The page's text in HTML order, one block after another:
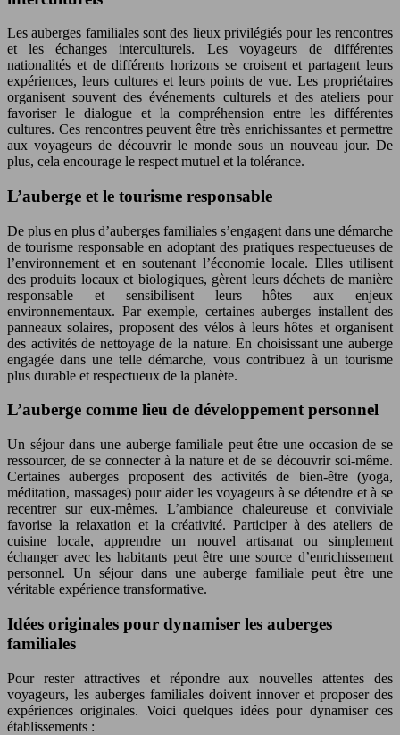
Les auberges familiales sont des lieux privilégiés pour les rencontres
et les échanges interculturels. Les voyageurs de différentes
nationalités et de différents horizons se croisent et partagent leurs
expériences, leurs cultures et leurs points de vue. Les propriétaires
organisent souvent des événements culturels et des ateliers pour
favoriser le dialogue et la compréhension entre les différentes
cultures. Ces rencontres peuvent être très enrichissantes et permettre
aux voyageurs de découvrir le monde sous un nouveau jour. De
plus, cela encourage le respect mutuel et la tolérance.
L’auberge et le tourisme responsable
De plus en plus d’auberges familiales s’engagent dans une démarche
de tourisme responsable en adoptant des pratiques respectueuses de
l’environnement et en soutenant l’économie locale. Elles utilisent
des produits locaux et biologiques, gèrent leurs déchets de manière
responsable et sensibilisent leurs hôtes aux enjeux
environnementaux. Par exemple, certaines auberges installent des
panneaux solaires, proposent des vélos à leurs hôtes et organisent
des activités de nettoyage de la nature. En choisissant une auberge
engagée dans une telle démarche, vous contribuez à un tourisme
plus durable et respectueux de la planète.
L’auberge comme lieu de développement personnel
Un séjour dans une auberge familiale peut être une occasion de se
ressourcer, de se connecter à la nature et de se découvrir soi-même.
Certaines auberges proposent des activités de bien-être (yoga,
méditation, massages) pour aider les voyageurs à se détendre et à se
recentrer sur eux-mêmes. L’ambiance chaleureuse et conviviale
favorise la relaxation et la créativité. Participer à des ateliers de
cuisine locale, apprendre un nouvel artisanat ou simplement
échanger avec les habitants peut être une source d’enrichissement
personnel. Un séjour dans une auberge familiale peut être une
véritable expérience transformative.
Idées originales pour dynamiser les auberges
familiales
Pour rester attractives et répondre aux nouvelles attentes des
voyageurs, les auberges familiales doivent innover et proposer des
expériences originales. Voici quelques idées pour dynamiser ces
établissements :